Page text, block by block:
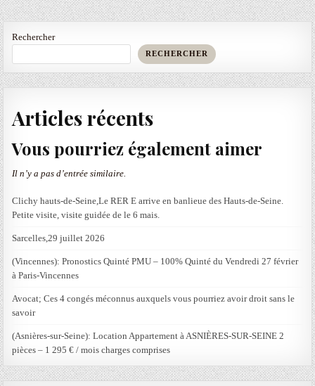
Rechercher
RECHERCHER
Articles récents
Vous pourriez également aimer
Il n’y a pas d’entrée similaire.
Clichy hauts-de-Seine,Le RER E arrive en banlieue des Hauts-de-Seine.
Petite visite, visite guidée de le 6 mais.
Sarcelles,29 juillet 2026
(Vincennes): Pronostics Quinté PMU – 100% Quinté du Vendredi 27 février
à Paris-Vincennes
Avocat; Ces 4 congés méconnus auxquels vous pourriez avoir droit sans le
savoir
(Asnières-sur-Seine): Location Appartement à ASNIÈRES-SUR-SEINE 2
pièces – 1 295 € / mois charges comprises